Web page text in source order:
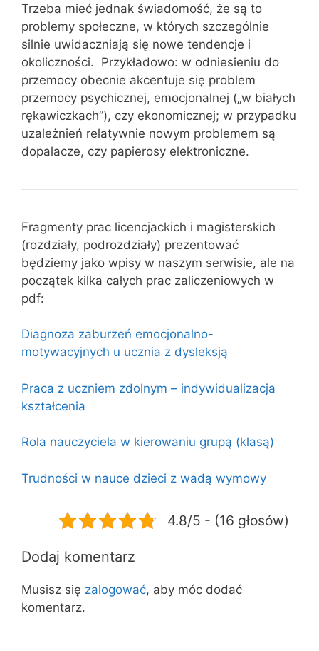
Trzeba mieć jednak świadomość, że są to
problemy społeczne, w których szczególnie
silnie uwidaczniają się nowe tendencje i
okoliczności. Przykładowo: w odniesieniu do
przemocy obecnie akcentuje się problem
przemocy psychicznej, emocjonalnej („w białych
rękawiczkach”), czy ekonomicznej; w przypadku
uzależnień relatywnie nowym problemem są
dopalacze, czy papierosy elektroniczne.
Fragmenty prac licencjackich i magisterskich
(rozdziały, podrozdziały) prezentować
będziemy jako wpisy w naszym serwisie, ale na
początek kilka całych prac zaliczeniowych w
pdf:
Diagnoza zaburzeń emocjonalno-
motywacyjnych u ucznia z dysleksją
Praca z uczniem zdolnym – indywidualizacja
kształcenia
Rola nauczyciela w kierowaniu grupą (klasą)
Trudności w nauce dzieci z wadą wymowy
4.8/5 - (16 głosów)
Dodaj komentarz
Musisz się zalogować, aby móc dodać
komentarz.